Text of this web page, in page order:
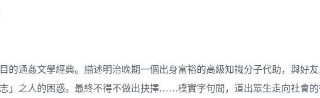
的通姦文學經典。描述明治晚期一個出身富裕的高級知識分子代助，與好友
」之人的困惑。最終不得不做出抉擇……樸實字句間，道出眾生走向社會